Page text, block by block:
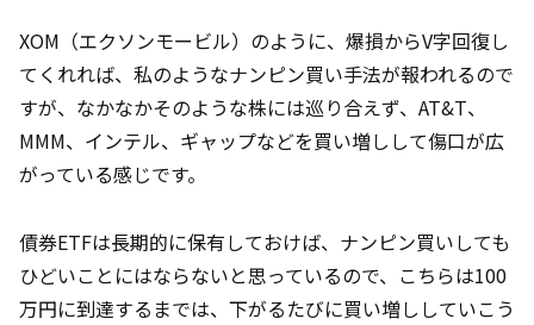
XOM（エクソンモービル）のように、爆損からV字回復し
てくれれば、私のようなナンピン買い手法が報われるので
すが、なかなかそのような株には巡り合えず、AT&T、
MMM、インテル、ギャップなどを買い増しして傷口が広
がっている感じです。
債券ETFは長期的に保有しておけば、ナンピン買いしても
ひどいことにはならないと思っているので、こちらは100
万円に到達するまでは、下がるたびに買い増ししていこう